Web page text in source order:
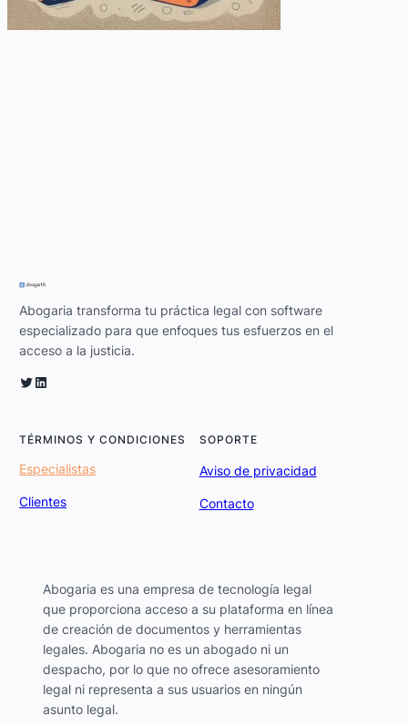
Abogaria transforma tu práctica legal con software
especializado para que enfoques tus esfuerzos en el
acceso a la justicia.
Twitter LinkedIn
TÉRMINOS Y CONDICIONES
Especialistas
Clientes
SOPORTE
Aviso de privacidad
Contacto
Abogaria es una empresa de tecnología legal
que proporciona acceso a su plataforma en línea
de creación de documentos y herramientas
legales. Abogaria no es un abogado ni un
despacho, por lo que no ofrece asesoramiento
legal ni representa a sus usuarios en ningún
asunto legal.